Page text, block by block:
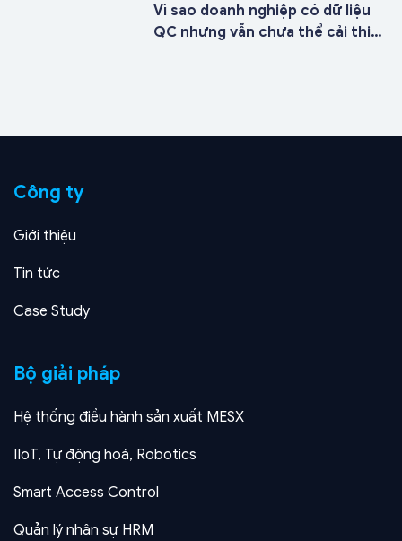
Vì sao doanh nghiệp có dữ liệu
QC nhưng vẫn chưa thể cải thiện
Công ty
Giới thiệu
Tin tức
Case Study
Bộ giải pháp
Hệ thống điều hành sản xuất MESX
IIoT, Tự động hoá, Robotics
Smart Access Control
Quản lý nhân sự HRM